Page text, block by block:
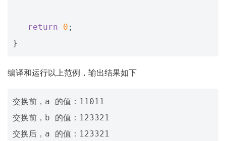
return 0 ;
}
编译和运行以上范例，输出结果如下
交换前，a 的值：11011
交换前，b 的值：123321
交换后，a 的值：123321